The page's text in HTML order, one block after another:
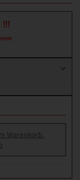
Warenkorb.